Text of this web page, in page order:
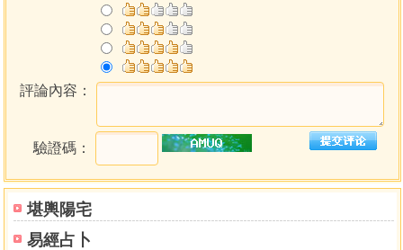
堪輿陽宅
易經占卜
評論內容：
驗證碼：